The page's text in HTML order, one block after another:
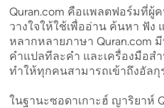
Quran.com คือแพลตฟอร์มที่ผู้
วางใจให้ใช้เพื่ออ่าน ค้นหา ฟั
หลากหลายภาษา Quran.com
คำแปลทีละคำ และเครื่องมือส
ทำให้ทุกคนสามารถเข้าถึงอัลกุ
ในฐานะซอดาเกาะฮ์ ญาริยาห์